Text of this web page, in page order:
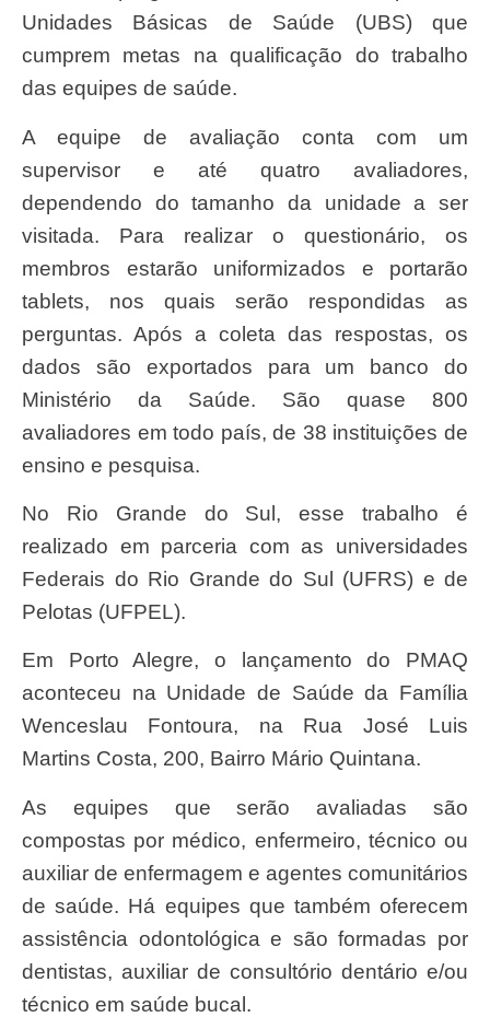
Unidades Básicas de Saúde (UBS) que
cumprem metas na qualificação do trabalho
das equipes de saúde.
A equipe de avaliação conta com um
supervisor e até quatro avaliadores,
dependendo do tamanho da unidade a ser
visitada. Para realizar o questionário, os
membros estarão uniformizados e portarão
tablets, nos quais serão respondidas as
perguntas. Após a coleta das respostas, os
dados são exportados para um banco do
Ministério da Saúde. São quase 800
avaliadores em todo país, de 38 instituições de
ensino e pesquisa.
No Rio Grande do Sul, esse trabalho é
realizado em parceria com as universidades
Federais do Rio Grande do Sul (UFRS) e de
Pelotas (UFPEL).
Em Porto Alegre, o lançamento do PMAQ
aconteceu na Unidade de Saúde da Família
Wenceslau Fontoura, na Rua José Luis
Martins Costa, 200, Bairro Mário Quintana.
As equipes que serão avaliadas são
compostas por médico, enfermeiro, técnico ou
auxiliar de enfermagem e agentes comunitários
de saúde. Há equipes que também oferecem
assistência odontológica e são formadas por
dentistas, auxiliar de consultório dentário e/ou
técnico em saúde bucal.